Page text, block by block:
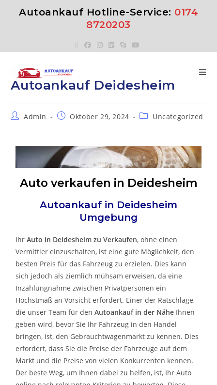
Autoankauf Hotline-Service: 0174
8720203
Autoankauf Deidesheim
Admin Oktober 29, 2024 Uncategorized
Auto verkaufen in Deidesheim
Autoankauf in Deidesheim
Umgebung
IhrAuto in DeidesheimzuVerkaufen, ohne einen
Vermittler einzuschalten, ist eine gute Möglichkeit, den
besten Preis für das Fahrzeug zu erzielen. Dies kann
sich jedoch als ziemlich mühsam erweisen, da eine
Inzahlungnahme zwischen Privatpersonen ein
Höchstmaß an Vorsicht erfordert. Einer der Ratschläge,
die unser Team für denAutoankauf in der Nähe Ihnen
geben wird, bevor Sie Ihr Fahrzeug in den Handel
bringen, ist, den Gebrauchtwagenmarkt zu kennen. Dies
erfordert, dass Sie die Preise der Fahrzeuge auf dem
Markt und die Preise von vielen Konkurrenten kennen.
Der beste Weg, um Ihnen dabei zu helfen, ist, Ihr Auto